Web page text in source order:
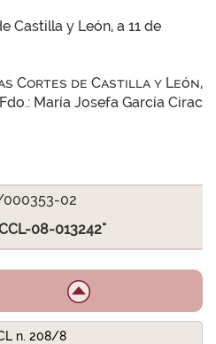
Castilla y León, a 11 de
Cortes de Castilla y León,
Fdo.: María Josefa García Cirac
02
08-013242"
n. 208/8